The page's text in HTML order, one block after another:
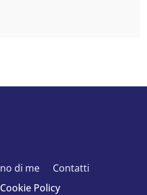
di me
Contatti
Policy